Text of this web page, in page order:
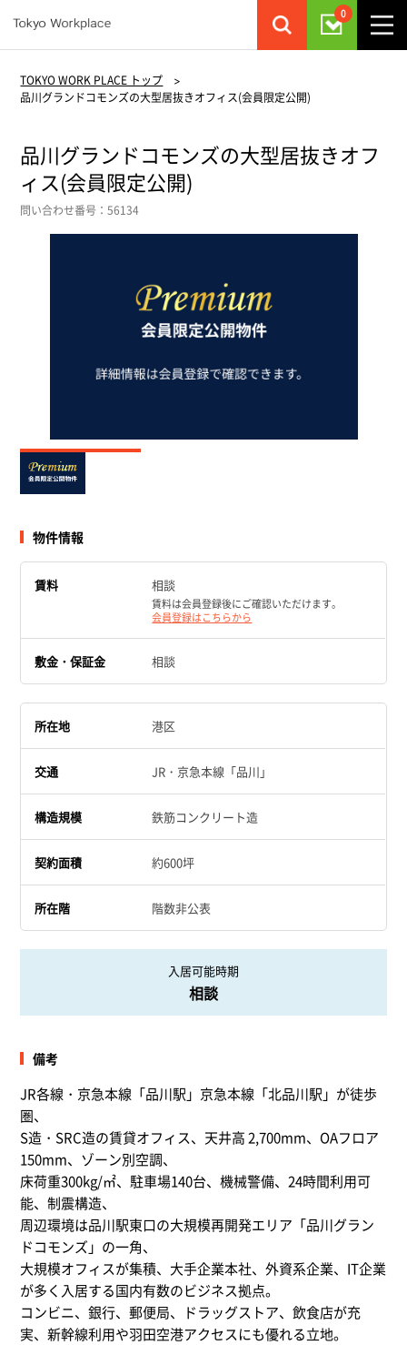
0
TOKYO WORK PLACE トップ >
品川グランドコモンズの大型居抜きオフィス(会員限定公開)
品川グランドコモンズの大型居抜きオフ
ィス(会員限定公開)
問い合わせ番号：56134
物件情報
賃料 相談
賃料は会員登録後にご確認いただけます。
会員登録はこちらから
敷金・保証金 相談
所在地 港区
交通 JR・京急本線「品川」
構造規模 鉄筋コンクリート造
契約面積 約600坪
所在階 階数非公表
入居可能時期
相談
備考
JR各線・京急本線「品川駅」京急本線「北品川駅」が徒歩
圏、
S造・SRC造の賃貸オフィス、天井高 2,700mm、OAフロア
150mm、ゾーン別空調、
床荷重300kg/㎡、駐車場140台、機械警備、24時間利用可
能、制震構造、
周辺環境は品川駅東口の大規模再開発エリア「品川グラン
ドコモンズ」の一角、
大規模オフィスが集積、大手企業本社、外資系企業、IT企業
が多く入居する国内有数のビジネス拠点。
コンビニ、銀行、郵便局、ドラッグストア、飲食店が充
実、新幹線利用や羽田空港アクセスにも優れる立地。